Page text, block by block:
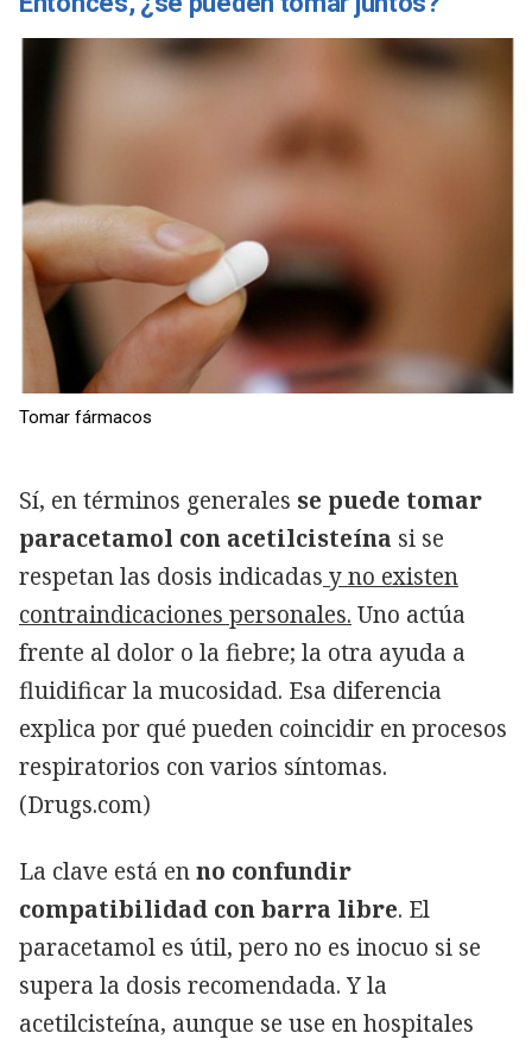
Tomar fármacos
Sí, en términos generales se puede tomar
paracetamol con acetilcisteína si se
respetan las dosis indicadas y no existen
contraindicaciones personales. Uno actúa
frente al dolor o la fiebre; la otra ayuda a
fluidificar la mucosidad. Esa diferencia
explica por qué pueden coincidir en procesos
respiratorios con varios síntomas.
(Drugs.com)
La clave está enno confundir
compatibilidad con barra libre. El
paracetamol es útil, pero no es inocuo si se
supera la dosis recomendada. Y la
acetilcisteína, aunque se use en hospitales